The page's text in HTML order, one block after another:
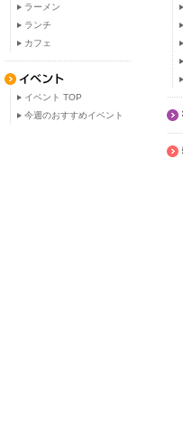
ラーメン
ランチ
カフェ
イベント TOP
今週のおすすめイベント